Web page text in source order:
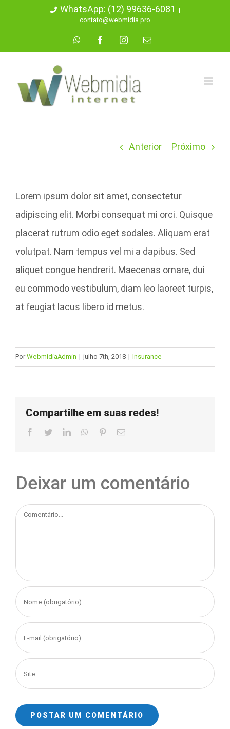
WhatsApp: (12) 99636-6081 |
contato@webmidia.pro
WhatsAppFacebookInstagram
E-
Anterior Próximo
Lorem ipsum dolor sit amet, consectetur
adipiscing elit. Morbi consequat mi orci. Quisque
placerat rutrum odio eget sodales. Aliquam erat
volutpat. Nam tempus vel mi a dapibus. Sed
aliquet congue hendrerit. Maecenas ornare, dui
eu commodo vestibulum, diam leo laoreet turpis,
at feugiat lacus libero id metus.
Por WebmidiaAdmin | julho 7th, 2018 | Insurance
Compartilhe em suas redes!
Facebook
TwitterLinkedInWhatsApp
Pinterest
E-
Deixar um comentário
Comentário